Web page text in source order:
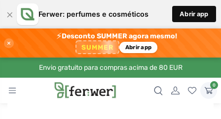
× Ferwer: perfumes e cosméticos Abrir app
×
⚡Desconto SUMMER agora mesmo!
SUMMER Abrir app
Envio gratuito para compras acima de 80 EUR
0